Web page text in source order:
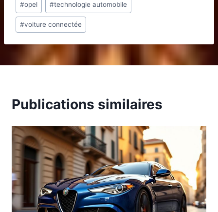
la
publication :
#opel #technologie automobile
#voiture connectée
Publications similaires